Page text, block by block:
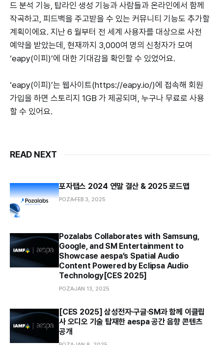
드 분석 기능, 탑라인 생성 기능과 사람들과 온라인에서 함께
작곡하고, 피드백을 주고받을 수 있는 커뮤니티 기능도 추가할
계획이에요. 지난 6 월부터 전 세계 사용자를 대상으로 사전
예약을 받았는데, 현재까지 3,000여 명의 신청자가 모여
‘eapy(이피)’에 대한 기대감을 확인할 수 있었어요.
‘eapy(이피)’는 웹사이트(https://eapy.io/)에 접속해 회원
가입을 하면 스토리지 1GB 가 제공되며, 누구나 무료로 사용
할 수 있어요.
READ NEXT
포자랩스 2024 연말 결산 & 2025 로드맵
POZA FEB 3, 2025
Pozalabs Collaborates with Samsung,
Google, and SM Entertainment to
Showcase aespa’s Spatial Audio
Content Powered by Eclipsa Audio
Technology[CES 2025]
POZAJAN 13, 2025
[CES 2025] 삼성전자·구글·SM과 함께 이클립
사 오디오 기술 탑재한 aespa 공간 음향 콘텐츠
공개